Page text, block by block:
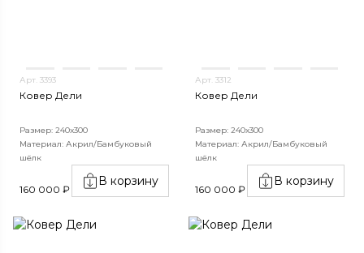
Арт. 3393
Ковер Дели
Размер: 240х300
Материал: Акрил/Бамбуковый
шёлк
160 000 ₽
В корзину
Арт. 3312
Ковер Дели
Размер: 240х300
Материал: Акрил/Бамбуковый
шёлк
160 000 ₽
В корзину